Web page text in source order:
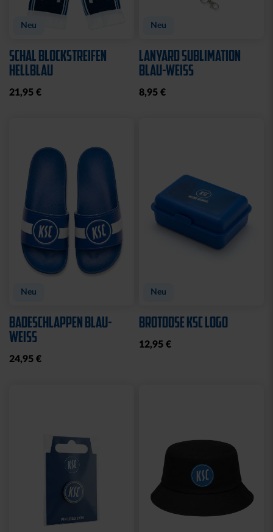
Neu
SCHAL BLOCKSTREIFEN
HELLBLAU
21,95 €
Neu
LANYARD SUBLIMATION
BLAU-WEISS
8,95 €
Neu
BADESCHLAPPEN BLAU-
WEISS
24,95 €
Neu
BROTDOSE KSC LOGO
12,95 €